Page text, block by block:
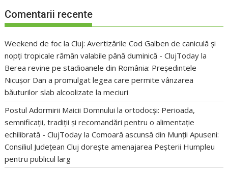
Comentarii recente
Weekend de foc la Cluj: Avertizările Cod Galben de caniculă și
nopți tropicale rămân valabile până duminică - ClujToday la
Berea revine pe stadioanele din România: Președintele
Nicușor Dan a promulgat legea care permite vânzarea
băuturilor slab alcoolizate la meciuri
Postul Adormirii Maicii Domnului la ortodocși: Perioada,
semnificații, tradiții și recomandări pentru o alimentație
echilibrată - ClujToday laComoară ascunsă din Munții Apuseni:
Consiliul Județean Cluj dorește amenajarea Peșterii Humpleu
pentru publicul larg